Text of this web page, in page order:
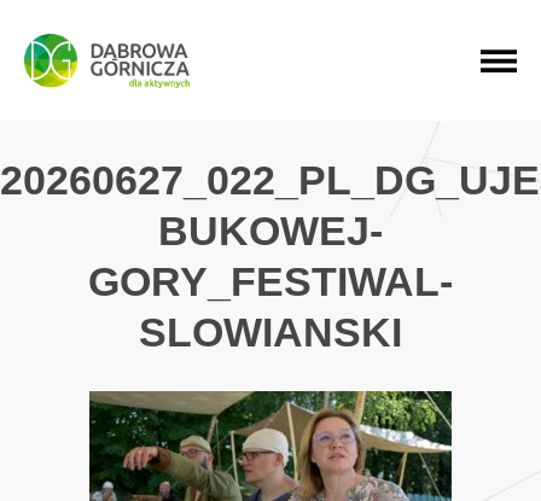
PRZEJDŹ DO MENU GŁÓWNEGO
PRZEJDŹ DO WYSZUKIWARKI
PRZEJDŹ DO TREŚCI
BUKOWEJ-
GORY_FESTIWAL-
SLOWIANSKI